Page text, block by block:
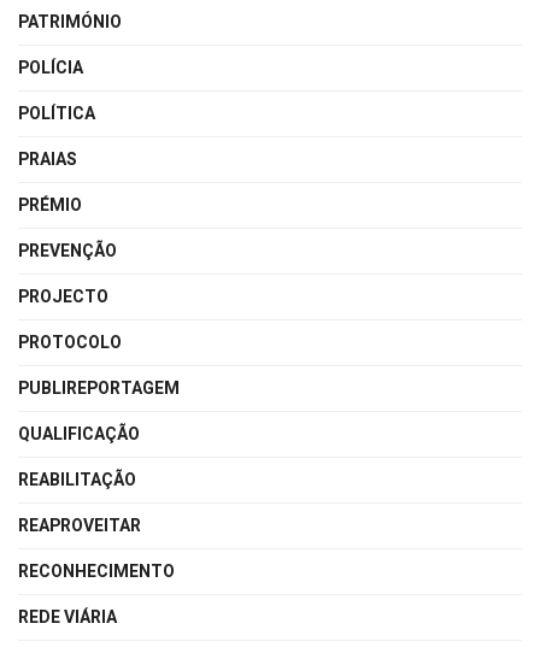
PATRIMÓNIO
POLÍCIA
POLÍTICA
PRAIAS
PRÉMIO
PREVENÇÃO
PROJECTO
PROTOCOLO
PUBLIREPORTAGEM
QUALIFICAÇÃO
REABILITAÇÃO
REAPROVEITAR
RECONHECIMENTO
REDE VIÁRIA